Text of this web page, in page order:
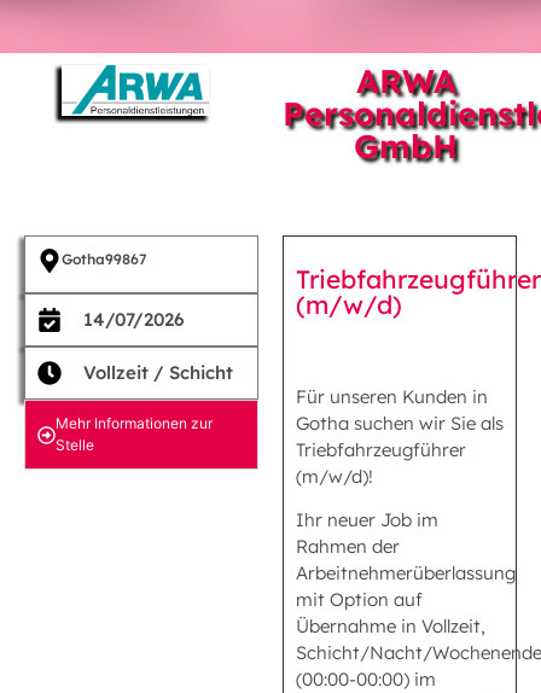
ARWA
GmbH
Gotha99867
14/07/2026
Vollzeit / Schicht
Mehr Informationen zur
Stelle
Triebfahrzeugführer
(m/w/d)
Für unseren Kunden in
Gotha suchen wir Sie als
Triebfahrzeugführer
(m/w/d)!
Ihr neuer Job im
Rahmen der
Arbeitnehmerüberlassung
mit Option auf
Übernahme in Vollzeit,
Schicht/Nacht/Wochenende
(00:00-00:00) im